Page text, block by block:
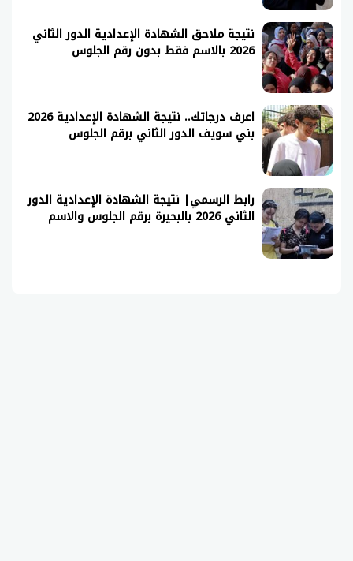
نتيجة ملاحق الشهادة الإعدادية الدور الثاني
2026 بالاسم فقط بدون رقم الجلوس
اعرف درجاتك.. نتيجة الشهادة الإعدادية 2026
بني سويف الدور الثاني برقم الجلوس
رابط الرسمي| نتيجة الشهادة الإعدادية الدور
الثاني 2026 بالبحيرة برقم الجلوس والاسم